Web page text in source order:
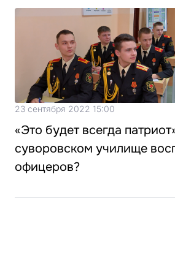
23 сентября 2022 15:00
«Это будет всегда
суворовском училище
офицеров?